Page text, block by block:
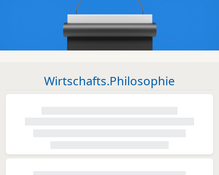
Wirtschafts.Philosophie